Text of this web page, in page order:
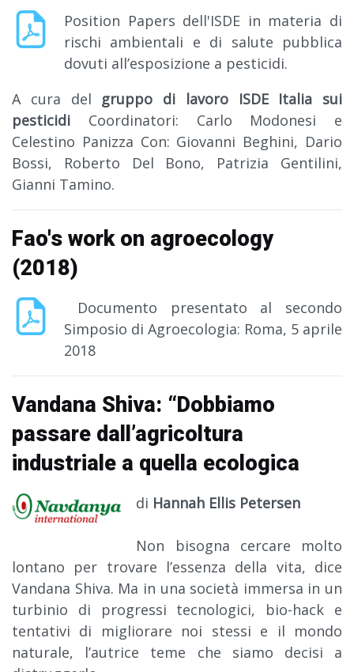
Position Papers dell'ISDE in materia di
rischi ambientali e di salute pubblica
dovuti all’esposizione a pesticidi.
A cura del gruppo di lavoro ISDE Italia sui
pesticidi Coordinatori: Carlo Modonesi e
Celestino Panizza Con: Giovanni Beghini, Dario
Bossi, Roberto Del Bono, Patrizia Gentilini,
Gianni Tamino.
Fao's work on agroecology
(2018)
Documento presentato al secondo
Simposio di Agroecologia: Roma, 5 aprile
2018
Vandana Shiva: “Dobbiamo
passare dall’agricoltura
industriale a quella ecologica
di Hannah Ellis Petersen
Non bisogna cercare molto
lontano per trovare l’essenza della vita, dice
Vandana Shiva. Ma in una società immersa in un
turbinio di progressi tecnologici, bio-hack e
tentativi di migliorare noi stessi e il mondo
naturale, l’autrice teme che siamo decisi a